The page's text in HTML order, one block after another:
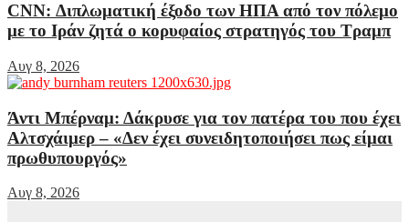
CNN: Διπλωματική έξοδο των ΗΠΑ από τον πόλεμο
με το Ιράν ζητά ο κορυφαίος στρατηγός του Τραμπ
Αυγ 8, 2026
Άντι Μπέρναμ: Δάκρυσε για τον πατέρα του που έχει
Αλτσχάιμερ – «Δεν έχει συνειδητοποιήσει πως είμαι
πρωθυπουργός»
Αυγ 8, 2026